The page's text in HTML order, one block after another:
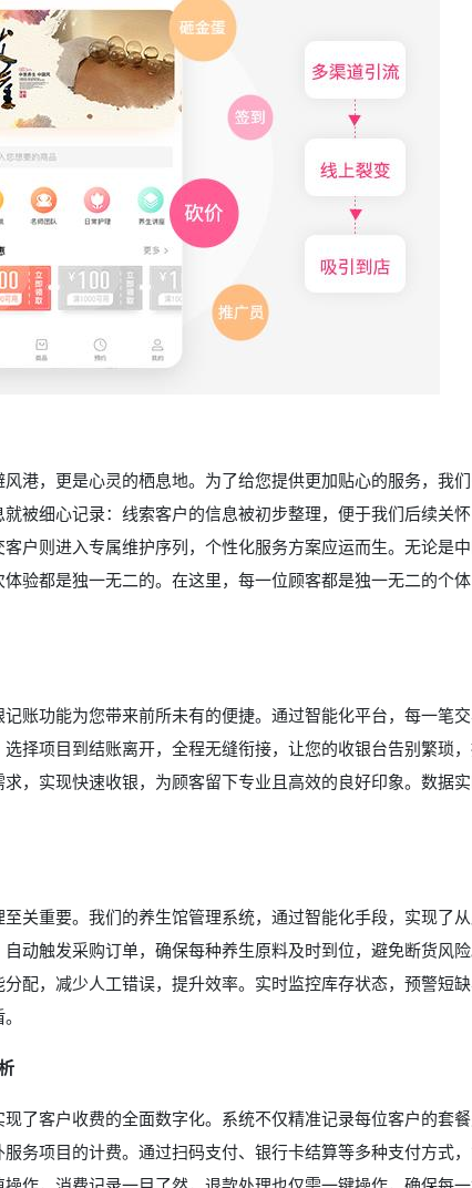
港，更是心灵的栖息地。为了给您提供更加贴心的服务，我
被细心记录：线索客户的信息被初步整理，便于我们后续关
户则进入专属维护序列，个性化服务方案应运而生。无论是
验都是独一无二的。在这里，每一位顾客都是独一无二的个
账功能为您带来前所未有的便捷。通过智能化平台，每一笔
择项目到结账离开，全程无缝衔接，让您的收银台告别繁琐
，实现快速收银，为顾客留下专业且高效的良好印象。数据
关重要。我们的养生馆管理系统，通过智能化手段，实现了
动触发采购订单，确保每种养生原料及时到位，避免断货风
配，减少人工错误，提升效率。实时监控库存状态，预警短
了客户收费的全面数字化。系统不仅精准记录每位客户的套餐
务项目的计费。通过扫码支付、银行卡结算等多种支付方式